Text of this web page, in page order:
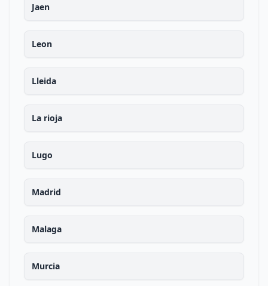
Jaen
Leon
Lleida
La rioja
Lugo
Madrid
Malaga
Murcia